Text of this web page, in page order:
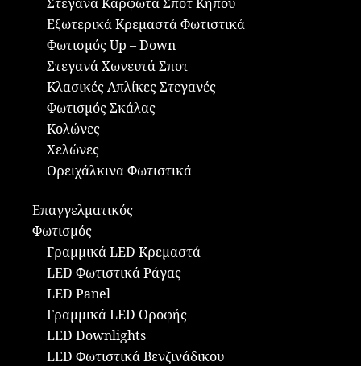
Εξωτερικά Κρεμαστά Φωτιστικά
Φωτισμός Up – Down
Στεγανά Χωνευτά Σποτ
Κλασικές Απλίκες Στεγανές
Φωτισμός Σκάλας
Κολώνες
Χελώνες
Ορειχάλκινα Φωτιστικά
Επαγγελματικός
Φωτισμός
Γραμμικά LED Κρεμαστά
LED Φωτιστικά Ράγας
LED Panel
Γραμμικά LED Οροφής
LED Downlights
LED Φωτιστικά Βενζινάδικου